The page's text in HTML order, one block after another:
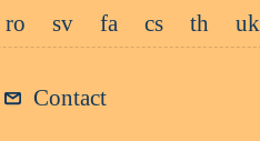
ro sv fa cs th uk
Contact